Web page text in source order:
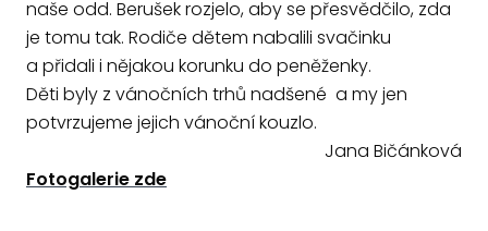
naše odd. Berušek rozjelo, aby se přesvědčilo, zda
je tomu tak. Rodiče dětem nabalili svačinku
a přidali i nějakou korunku do peněženky.
Děti byly z vánočních trhů nadšené a my jen
potvrzujeme jejich vánoční kouzlo.
Jana Bičánková
Fotogalerie zde